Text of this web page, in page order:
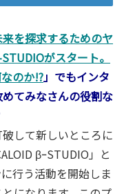
を探求するためのヤ
がスタート。
のか!?」でもインタ
てみなさんの役割な
して新しいところに
βｰSTUDIO」と
行う活動を開始しま